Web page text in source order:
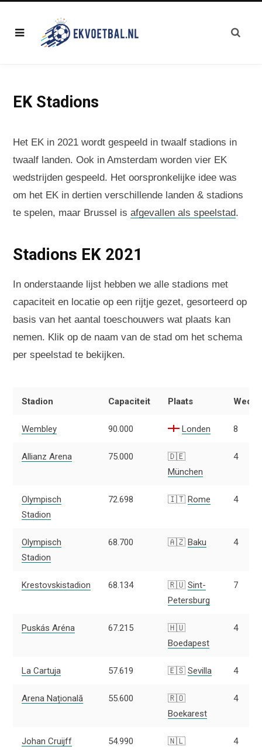
EK Stadions
Het EK in 2021 wordt gespeeld in twaalf stadions in
twaalf landen. Ook in Amsterdam worden vier EK
wedstrijden gespeeld. Het oorspronkelijke idee was
om het EK in dertien verschillende landen & stadions
te spelen, maar Brussel is afgevallen als speelstad.
Stadions EK 2021
In onderstaande lijst hebben we alle stadions met
capaciteit en locatie op een rijtje gezet, gesorteerd op
basis van het aantal toeschouwers wat plaats kan
nemen. Klik op de naam van de stad om het schema
per speelstad te bekijken.
Stadion Capaciteit Plaats Wed.
Wembley 90.000 Londen 8
Allianz Arena 75.000
🇩🇪
München
4
Olympisch
Stadion
72.698 🇮🇹 Rome 4
Olympisch
Stadion
68.700 🇦🇿 Baku 4
Krestovskistadion 68.134 🇷🇺 Sint-
Petersburg
7
Puskás Aréna 67.215
🇭🇺
Boedapest
4
La Cartuja 57.619 🇪🇸 Sevilla 4
Arena Națională 55.600
🇷🇴
Boekarest
4
Johan Cruijff
54.990
🇳🇱
4